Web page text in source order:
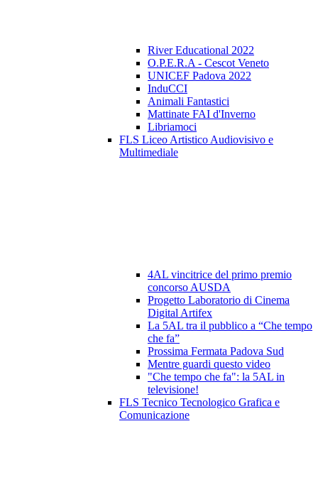
River Educational 2022
O.P.E.R.A - Cescot Veneto
UNICEF Padova 2022
InduCCI
Animali Fantastici
Mattinate FAI d'Inverno
Libriamoci
FLS Liceo Artistico Audiovisivo e
Multimediale
4AL vincitrice del primo premio
concorso AUSDA
Progetto Laboratorio di Cinema
Digital Artifex
La 5AL tra il pubblico a “Che tempo
che fa”
Prossima Fermata Padova Sud
Mentre guardi questo video
"Che tempo che fa": la 5AL in
televisione!
FLS Tecnico Tecnologico Grafica e
Comunicazione